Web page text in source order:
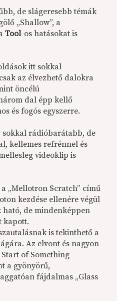
de slágeresebb témák
„Shallow”, a
Tool-os hatásokat is
itt sokkal
az élvezhető dalokra
öncélú
dal épp kellő
és fogós egyszerre.
sokkal rádióbarátabb, de
kellemes refrénnel és
videoklip is
„Mellotron Scratch” című
kezdése ellenére végül
ható, de mindenképpen
kapott.
is tekinthető a
Az elvont és nagyon
Start of Something
a gyönyörű,
fájdalmas „Glass